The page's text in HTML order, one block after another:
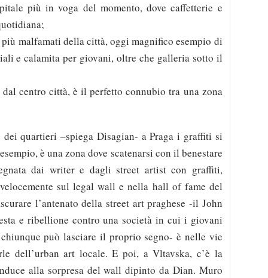
più in voga del momento, dove caffetterie e
malfamati della città, oggi magnifico esempio di
e calamita per giovani, oltre che galleria sotto il
centro città, è il perfetto connubio tra una zona
quartieri –spiega Disagian- a Praga i graffiti si
è una zona dove scatenarsi con il benestare
dai writer e dagli street artist con graffiti,
sul legal wall e nella hall of fame del
l’antenato della street art praghese -il John
e ribellione contro una società in cui i giovani
può lasciare il proprio segno- è nelle vie
dell’urban art locale. E poi, a Vltavska, c’è la
alla sorpresa del wall dipinto da Dian. Muro